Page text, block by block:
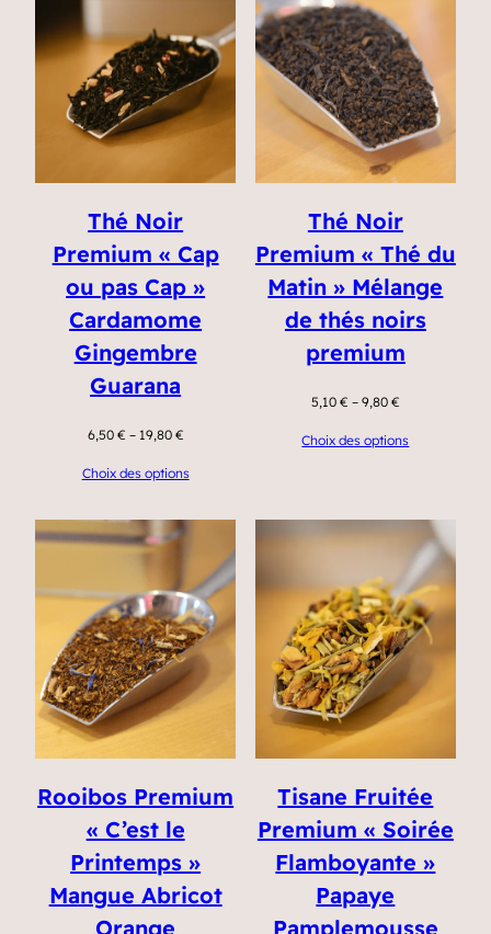
Thé Noir
Premium « Cap
ou pas Cap »
Cardamome
Gingembre
Guarana
6,50 € – 19,80 €
Choix des options
Thé Noir
Premium « Thé du
Matin » Mélange
de thés noirs
premium
5,10 € – 9,80 €
Choix des options
Rooibos Premium
« C’est le
Printemps »
Mangue Abricot
Orange
Tisane Fruitée
Premium « Soirée
Flamboyante »
Papaye
Pamplemousse